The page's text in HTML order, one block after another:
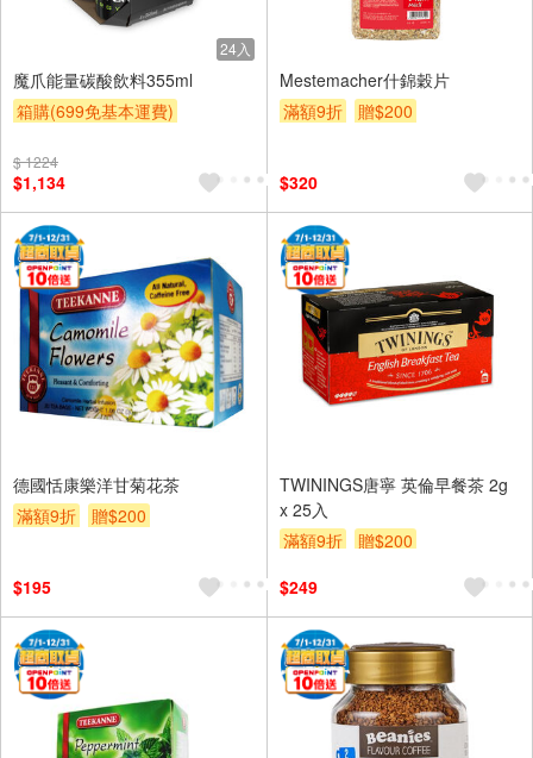
24入
魔爪能量碳酸飲料355ml
箱購(699免基本運費)
贈$200
$ 1224
$1,134
Mestemacher什錦穀片
滿額9折
贈$200
$320
德國恬康樂洋甘菊花茶
滿額9折
贈$200
$195
TWININGS唐寧 英倫早餐茶 2g
x 25入
滿額9折
贈$200
$249